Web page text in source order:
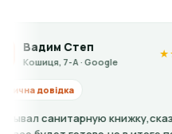
Степ
А · Google
книжку,сказали: 4